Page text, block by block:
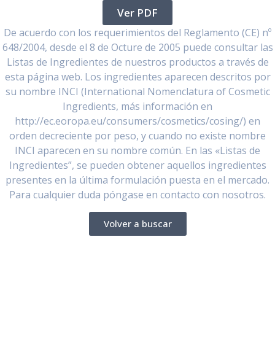
Ver PDF
De acuerdo con los requerimientos del Reglamento (CE) nº
648/2004, desde el 8 de Octure de 2005 puede consultar las
Listas de Ingredientes de nuestros productos a través de
esta página web. Los ingredientes aparecen descritos por
su nombre INCI (International Nomenclatura of Cosmetic
Ingredients, más información en
http://ec.eoropa.eu/consumers/cosmetics/cosing/) en
orden decreciente por peso, y cuando no existe nombre
INCI aparecen en su nombre común. En las «Listas de
Ingredientes”, se pueden obtener aquellos ingredientes
presentes en la última formulación puesta en el mercado.
Para cualquier duda póngase en contacto con nosotros.
Volver a buscar